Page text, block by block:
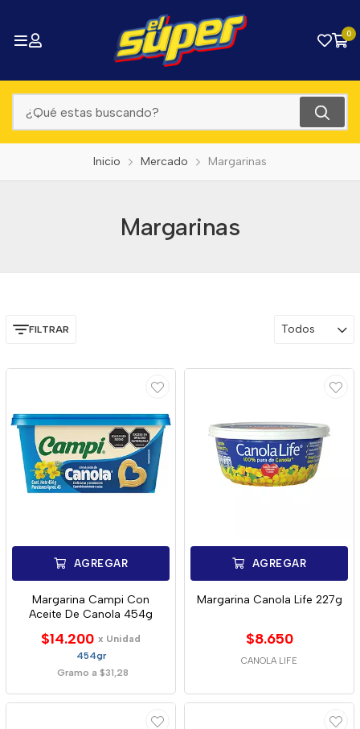
0
Inicio Mercado Margarinas
Margarinas
FILTRAR Todos
AGREGAR
Margarina Campi Con
Aceite De Canola 454g
$14.200 x Unidad
454gr
Gramo a $31,28
AGREGAR
Margarina Canola Life 227g
$8.650
CANOLA LIFE